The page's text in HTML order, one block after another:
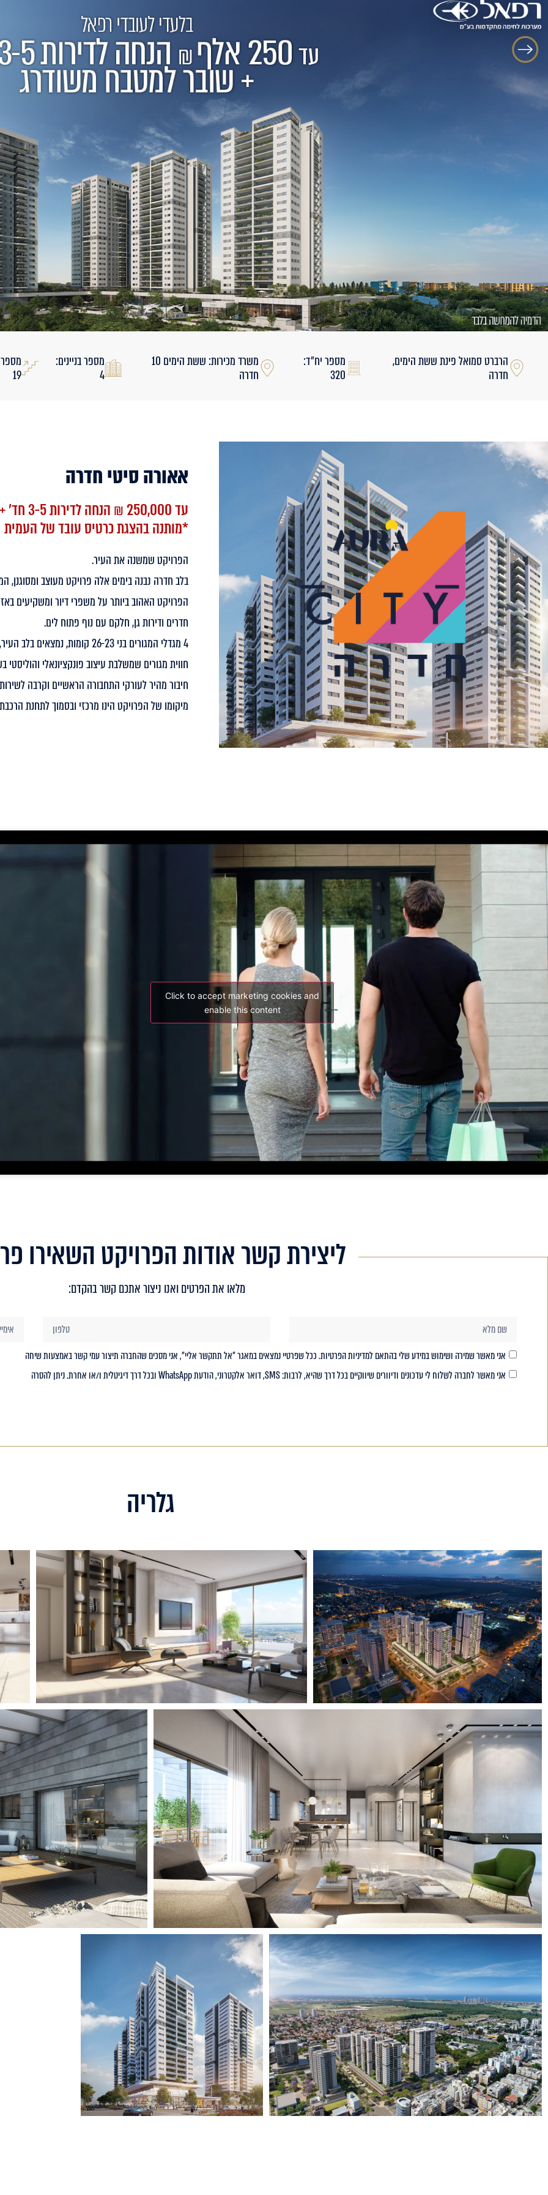
הרברט סמואל פינת ששת הימים,
חדרה
מספר יח״ד:
320
משרד מכירות: ששת הימים 10
חדרה
מספר בניינים:
4
19
אאורה סיטי חדרה
עד 250,000 ₪ הנחה לדירות 3-5 חד' + שובר למטבח משודרג
*מותנה בהצגת כרטיס עובד של העמית
הפרויקט שמשנה את העיר.
בלב חדרה נבנה בימים אלה פרויקט מעוצב ומסוגנן,
חדרים ודירות גן, חלקם עם נוף פתוח לים.
4 מגדלי המגורים בני 26-23 קומות, נמצאים בלב העיר, בקרבת כל צירי התנועה המרכזיים שעתידים להיבנות.
חווית מגורים שמשלבת עיצוב פונקציונאלי
חיבור מהיר לעורקי התחבורה הראשיים וקרבה
מיקומו של הפרויקט הינו מרכזי ובסמוך לתחנת
Click to accept marketing cookies and
enable this content
ליצירת קשר אודות הפרויקט השאירו
מלאו את הפרטים ואנו ניצור אתכם קשר בהקדם:
אני מאשר שמירה ושימוש במידע שלי בהתאם למדיניות הפרטיות. ככל שפרטיי נמצאים במאגר "אל תתקשר אליי", אני מסכים שהחברה תיצור עמי קשר באמצעות שיחה
אני מאשר לחברה לשלוח לי עדכונים ודיוורים שיווקיים בכל דרך שהיא, לרבות: SMS, דואר אלקטרוני, הודעת WhatsApp ובכל דרך דיגיטלית ו/או אחרת. ניתן להסרה
גלריה